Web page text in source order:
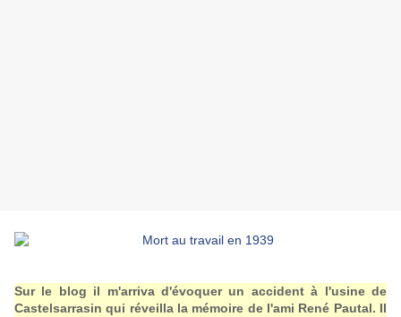
Sur le blog il m'arriva d'évoquer un accident à l'usine de
Castelsarrasin qui réveilla la mémoire de l'ami René Pautal. Il